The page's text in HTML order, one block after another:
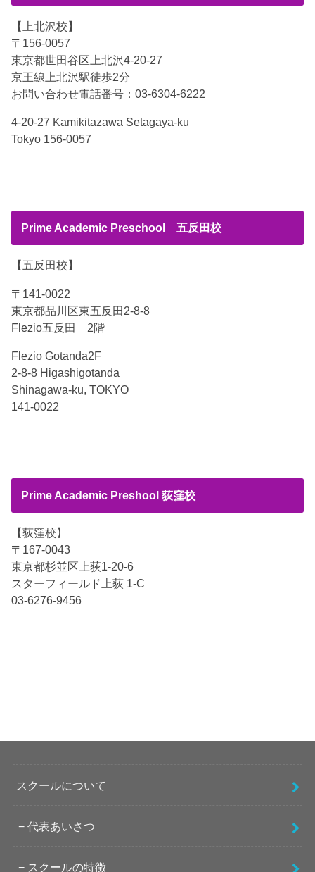
【上北沢校】
〒156-0057
東京都世田谷区上北沢4-20-27
京王線上北沢駅徒歩2分
お問い合わせ電話番号：03-6304-6222
4-20-27 Kamikitazawa Setagaya-ku
Tokyo 156-0057
Prime Academic Preschool 五反田校
【五反田校】
〒141-0022
東京都品川区東五反田2-8-8
Flezio五反田 2階
Flezio Gotanda2F
2-8-8 Higashigotanda
Shinagawa-ku, TOKYO
141-0022
Prime Academic Preshool 荻窪校
【荻窪校】
〒167-0043
東京都杉並区上荻1-20-6
スターフィールド上荻 1-C
03-6276-9456
スクールについて
代表あいさつ
スクールの特徴